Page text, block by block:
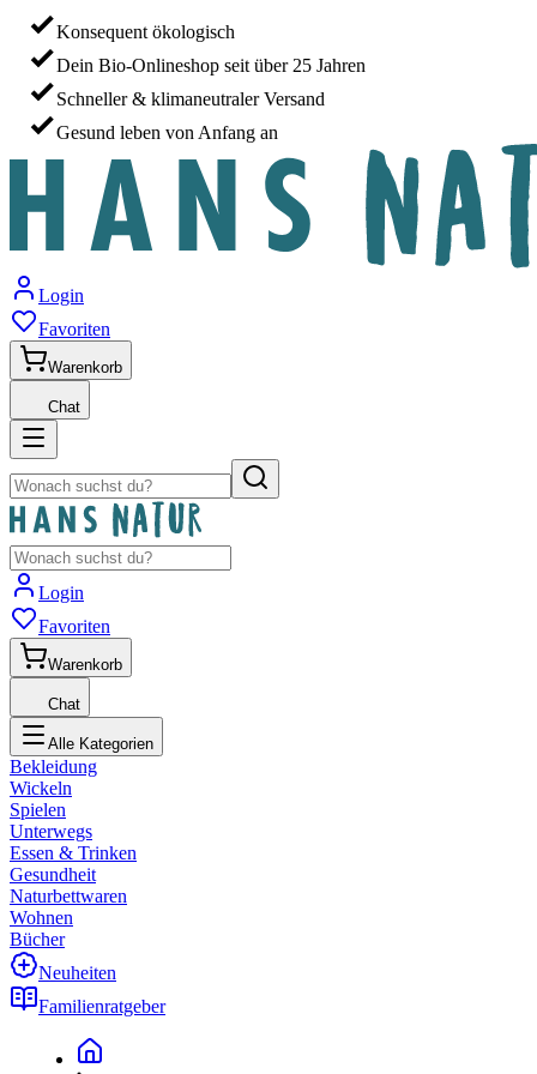
Konsequent ökologisch
Dein Bio-Onlineshop seit über 25 Jahren
Schneller & klimaneutraler Versand
Gesund leben von Anfang an
Login
Favoriten
Warenkorb
Chat
Login
Favoriten
Warenkorb
Chat
Alle Kategorien
Bekleidung
Wickeln
Spielen
Unterwegs
Essen & Trinken
Gesundheit
Naturbettwaren
Wohnen
Bücher
Neuheiten
Familienratgeber